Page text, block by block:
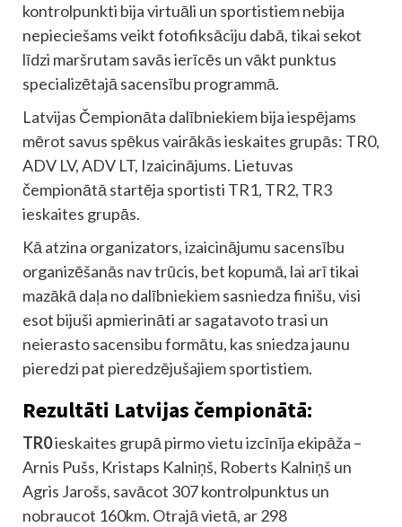
kontrolpunkti bija virtuāli un sportistiem nebija
nepieciešams veikt fotofiksāciju dabā, tikai sekot
līdzi maršrutam savās ierīcēs un vākt punktus
specializētajā sacensību programmā.
Latvijas Čempionāta dalībniekiem bija iespējams
mērot savus spēkus vairākās ieskaites grupās: TR0,
ADV LV, ADV LT, Izaicinājums. Lietuvas
čempionātā startēja sportisti TR1, TR2, TR3
ieskaites grupās.
Kā atzina organizators, izaicinājumu sacensību
organizēšanās nav trūcis, bet kopumā, lai arī tikai
mazākā daļa no dalībniekiem sasniedza finišu, visi
esot bijuši apmierināti ar sagatavoto trasi un
neierasto sacensibu formātu, kas sniedza jaunu
pieredzi pat pieredzējušajiem sportistiem.
Rezultāti Latvijas čempionātā:
TR0ieskaites grupā pirmo vietu izcīnīja ekipāža –
Arnis Pušs, Kristaps Kalniņš, Roberts Kalniņš un
Agris Jarošs, savācot 307 kontrolpunktus un
nobraucot 160km. Otrajā vietā, ar 298